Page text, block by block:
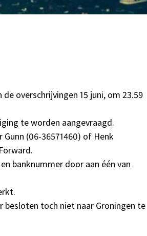
overschrijvingen 15 juni, om 23.59
te worden aangevraagd.
(06-36571460) of Henk
banknummer door aan één van
toch niet naar Groningen te